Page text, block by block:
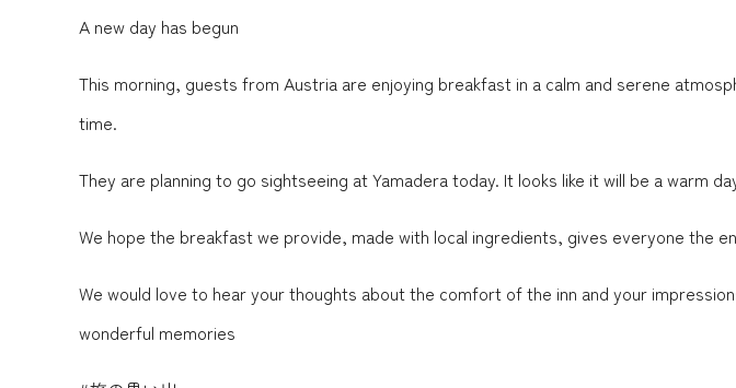
A new day has begun
This morning, guests from Austria are enjoying breakfast in a calm and serene
time.
They are planning to go sightseeing at Yamadera today. It looks like it will be a warm
We hope the breakfast we provide, made with local ingredients, gives everyone the
We would love to hear your thoughts about the comfort of the inn and your
wonderful memories